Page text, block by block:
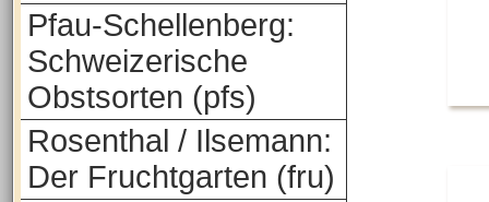
Pfau-Schellenberg:
Schweizerische
Obstsorten (pfs)
Rosenthal / Ilsemann:
Der Fruchtgarten (fru)